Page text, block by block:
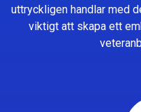
uttryckligen handlar med
viktigt att skapa ett